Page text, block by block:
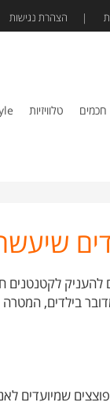
הצהרת נגישות
חכמים טלוויזיות
בילדים,